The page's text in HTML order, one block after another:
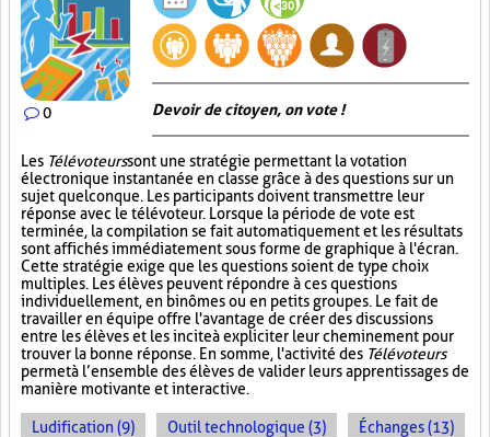
0 Devoir de citoyen, on vote !
Les Télévoteurssont une stratégie permettant la votation
électronique instantanée en classe grâce à des questions sur un
sujet quelconque. Les participants doivent transmettre leur
réponse avec le télévoteur. Lorsque la période de vote est
terminée, la compilation se fait automatiquement et les résultats
sont affichés immédiatement sous forme de graphique à l'écran.
Cette stratégie exige que les questions soient de type choix
multiples. Les élèves peuvent répondre à ces questions
individuellement, en binômes ou en petits groupes. Le fait de
travailler en équipe offre l'avantage de créer des discussions
entre les élèves et les incite à expliciter leur cheminement pour
trouver la bonne réponse. En somme, l'activité des Télévoteurs
permet à l’ensemble des élèves de valider leurs apprentissages de
manière motivante et interactive.
Ludification (9) Outil technologique (3) Échanges (13)